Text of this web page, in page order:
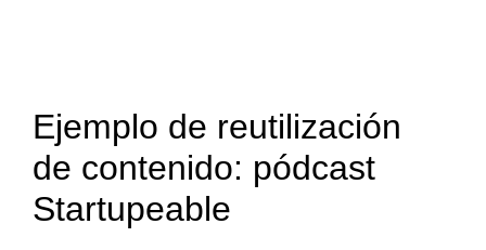
Ejemplo de reutilización
de contenido: pódcast
Startupeable